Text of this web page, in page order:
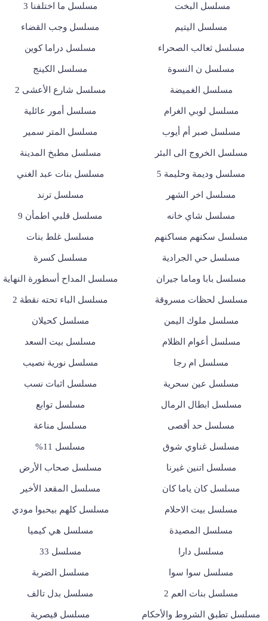
مسلسل البخت مسلسل ما اختلفنا 3
مسلسل اليتيم مسلسل وجب القضاء
مسلسل ثعالب الصحراء مسلسل دراما كوين
مسلسل ن النسوة مسلسل الكينج
مسلسل الغميضة مسلسل شارع الأعشى 2
مسلسل لوبي الغرام مسلسل أمور عائلية
مسلسل صبر أم أيوب مسلسل المتر سمير
مسلسل الخروج الى البئر مسلسل مطبخ المدينة
مسلسل وديمة وحليمة 5 مسلسل بنات عبد الغني
مسلسل اخر الشهر مسلسل ترند
مسلسل شاي خانه مسلسل قلبي اطمأن 9
مسلسل سكنهم مساكنهم مسلسل غلط بنات
مسلسل حي الجرادية مسلسل كسرة
مسلسل بابا وماما جيران مسلسل المداح أسطورة النهاية
مسلسل لحظات مسروقة مسلسل الباء تحته نقطة 2
مسلسل ملوك اليمن مسلسل كحيلان
مسلسل أعوام الظلام مسلسل بيت السعد
مسلسل ام رجا مسلسل نورية نصيب
مسلسل عين سحرية مسلسل اثبات نسب
مسلسل ابطال الرمال مسلسل توابع
مسلسل حد أقصى مسلسل مناعة
مسلسل غناوي شوق مسلسل 11%
مسلسل اتنين غيرنا مسلسل صحاب الأرض
مسلسل كان ياما كان مسلسل المقعد الأخير
مسلسل بيت الاحلام مسلسل كلهم بيحبوا مودي
مسلسل المصيدة مسلسل هي كيميا
مسلسل دارا مسلسل 33
مسلسل سوا سوا مسلسل الضربة
مسلسل بنات العم 2 مسلسل بدل تالف
مسلسل تطبق الشروط والأحكام مسلسل قيصرية